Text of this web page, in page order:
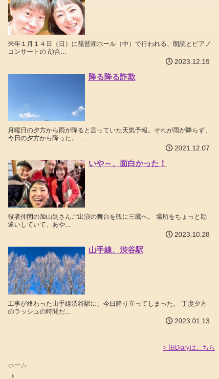
来年１月１４日（日）に琵琶湖ホール（中）で行われる、朗読とピアノ
コンサートの 顔合...
2023.12.19
降る降る詐欺
月曜日の夕方から雨が降ると言っていた天気予報。それが雨が降らず、
今日の夕方から降った。 ...
2021.12.07
いや～、面白かった！
役者仲間の加山到さんご出演の舞台を観に三鷹へ。 場所をちょっと勘
違いしていて、あや...
2023.10.28
山手線、渋谷駅
工事が終わった山手線渋谷駅に、今日降り立ってしまった。 丁度夕方
のラッシュの時間だ...
2023.01.13
> 旧Diaryはこちら
ホーム